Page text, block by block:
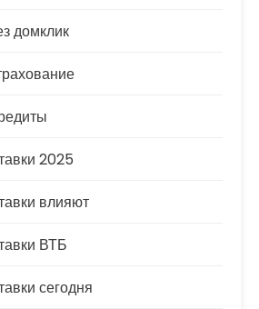
домклик
2025
влияют
ВТБ
сегодня